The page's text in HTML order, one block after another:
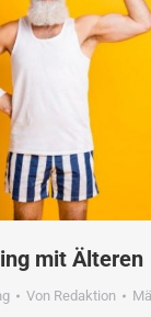
mit Älteren
Von Redaktion